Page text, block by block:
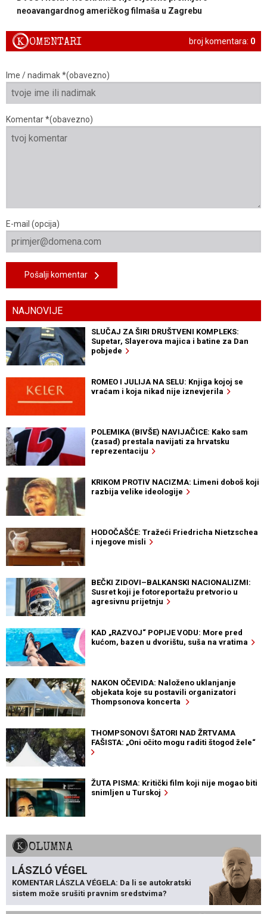
neoavangardnog američkog filmaša u Zagrebu
broj komentara: 0
KOMENTARI
Ime / nadimak *(obavezno)
Komentar *(obavezno)
E-mail (opcija)
Pošalji komentar
NAJNOVIJE
SLUČAJ ZA ŠIRI DRUŠTVENI KOMPLEKS:
Supetar, Slayerova majica i batine za Dan
pobjede
ROMEO I JULIJA NA SELU: Knjiga kojoj se
vraćam i koja nikad nije iznevjerila
POLEMIKA (BIVŠE) NAVIJAČICE: Kako sam
(zasad) prestala navijati za hrvatsku
reprezentaciju
KRIKOM PROTIV NACIZMA: Limeni doboš koji
razbija velike ideologije
HODOČAŠĆE: Tražeći Friedricha Nietzschea
i njegove misli
BEČKI ZIDOVI–BALKANSKI NACIONALIZMI:
Susret koji je fotoreportažu pretvorio u
agresivnu prijetnju
KAD „RAZVOJ“ POPIJE VODU: More pred
kućom, bazen u dvorištu, suša na vratima
NAKON OČEVIDA: Naloženo uklanjanje
objekata koje su postavili organizatori
Thompsonova koncerta
THOMPSONOVI ŠATORI NAD ŽRTVAMA
FAŠISTA: „Oni očito mogu raditi štogod žele“
ŽUTA PISMA: Kritički film koji nije mogao biti
snimljen u Turskoj
KOLUMNA
LÁSZLÓ VÉGEL
KOMENTAR LÁSZLA VÉGELA: Da li se autokratski
sistem može srušiti pravnim sredstvima?